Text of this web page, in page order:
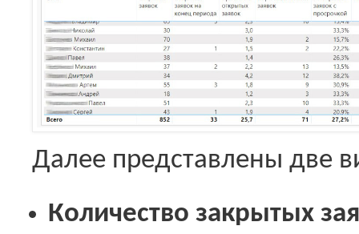
Далее представлены две
Количество закрытых